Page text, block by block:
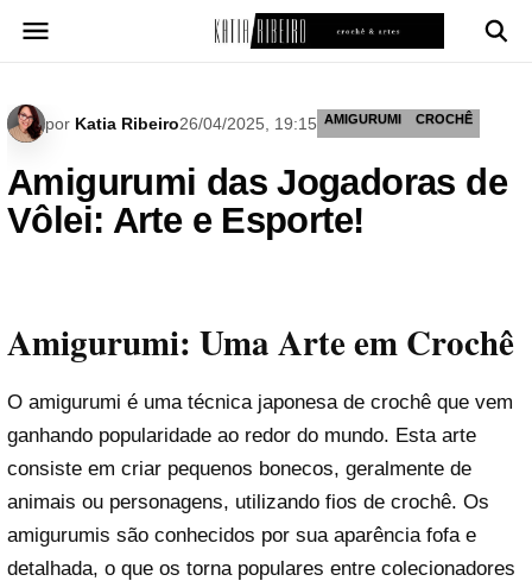
para
por Katia Ribeiro26/04/2025, 19:15 AMIGURUMI CROCHÊ
Amigurumi das Jogadoras de
Vôlei: Arte e Esporte!
Amigurumi: Uma Arte em Crochê
O amigurumi é uma técnica japonesa de crochê que vem
ganhando popularidade ao redor do mundo. Esta arte
consiste em criar pequenos bonecos, geralmente de
animais ou personagens, utilizando fios de crochê. Os
amigurumis são conhecidos por sua aparência fofa e
detalhada, o que os torna populares entre colecionadores